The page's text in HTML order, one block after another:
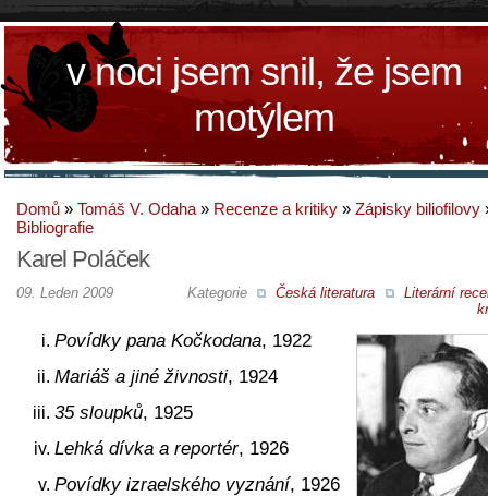
v noci jsem snil, že jsem
motýlem
Domů » Tomáš V. Odaha » Recenze a kritiky » Zápisky biliofilovy
Bibliografie
Karel Poláček
Kategorie Česká literatura
Literární
09. Leden 2009
Povídky pana Kočkodana, 1922
Mariáš a jiné živnosti, 1924
35 sloupků, 1925
Lehká dívka a reportér, 1926
Povídky izraelského vyznání, 1926